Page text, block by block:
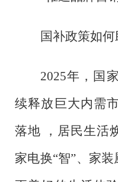
国补政策如
2025年，国
续释放巨大内需
落地 ，居民生活
家电换“智”、家